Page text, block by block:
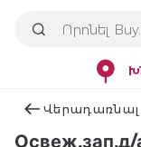
Վերադառնալ